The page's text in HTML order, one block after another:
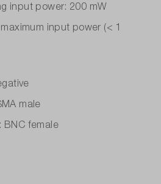
input power: 200 mW
input power (< 1
male
BNC female